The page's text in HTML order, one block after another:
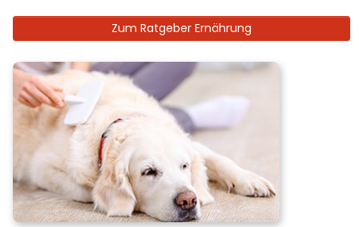
Zum Ratgeber Ernährung